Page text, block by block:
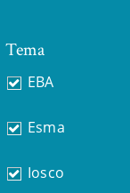
Tema
EBA
Esma
Iosco